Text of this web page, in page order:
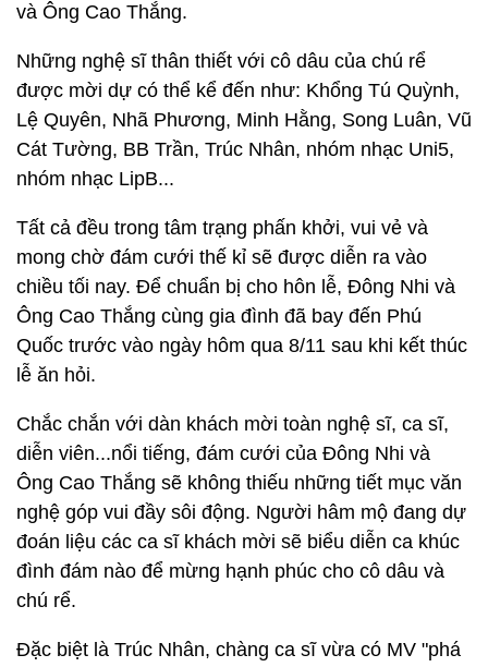
và Ông Cao Thắng.
Những nghệ sĩ thân thiết với cô dâu của chú rể
được mời dự có thể kể đến như: Khổng Tú Quỳnh,
Lệ Quyên, Nhã Phương, Minh Hằng, Song Luân, Vũ
Cát Tường, BB Trần, Trúc Nhân, nhóm nhạc Uni5,
nhóm nhạc LipB...
Tất cả đều trong tâm trạng phấn khởi, vui vẻ và
mong chờ đám cưới thế kỉ sẽ được diễn ra vào
chiều tối nay. Để chuẩn bị cho hôn lễ, Đông Nhi và
Ông Cao Thắng cùng gia đình đã bay đến Phú
Quốc trước vào ngày hôm qua 8/11 sau khi kết thúc
lễ ăn hỏi.
Chắc chắn với dàn khách mời toàn nghệ sĩ, ca sĩ,
diễn viên...nổi tiếng, đám cưới của Đông Nhi và
Ông Cao Thắng sẽ không thiếu những tiết mục văn
nghệ góp vui đầy sôi động. Người hâm mộ đang dự
đoán liệu các ca sĩ khách mời sẽ biểu diễn ca khúc
đình đám nào để mừng hạnh phúc cho cô dâu và
chú rể.
Đặc biệt là Trúc Nhân, chàng ca sĩ vừa có MV "phá